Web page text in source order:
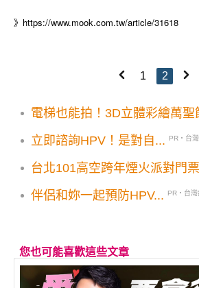
》 https://www.mook.com.tw/article/31618
1 2
電梯也能拍！3D立體彩繪萬聖
立即諮詢HPV！是對自...
PR・台
台北101高空跨年煙火派對門
伴侶和妳一起預防HPV...
PR・台
您也可能喜歡這些文章